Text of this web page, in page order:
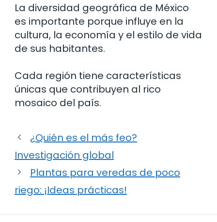
La diversidad geográfica de México
es importante porque influye en la
cultura, la economía y el estilo de vida
de sus habitantes.
Cada región tiene características
únicas que contribuyen al rico
mosaico del país.
¿Quién es el más feo?
Investigación global
Plantas para veredas de poco
riego: ¡Ideas prácticas!